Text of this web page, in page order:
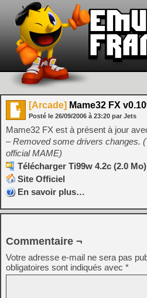
[Arcade] Mame32 FX
Posté le 26/09/2006 à 23:20 par Jets
Mame32 FX est à présent à jour
– Removed some drivers changes.
official MAME)
Télécharger Ti99w 4.2c (2.0 Mo)
Site Officiel
En savoir plus…
Commentaire ¬
Votre adresse e-mail ne sera pas
obligatoires sont indiqués avec *